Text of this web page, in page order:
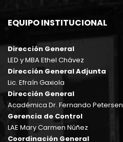
EQUIPO INSTITUCIONAL
Dirección General
LED y MBA Ethel Chávez
Dirección General Adjunta
Lic. Efraín Gaxiola
Dirección General
Académica Dr. Fernando Petersen
Gerencia de Control
LAE Mary Carmen Núñez
Coordinación General